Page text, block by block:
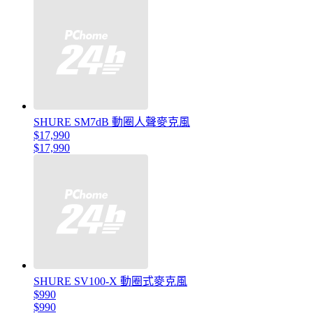
SHURE SM7dB 動圈人聲麥克風
$17,990
$17,990
SHURE SV100-X 動圈式麥克風
$990
$990